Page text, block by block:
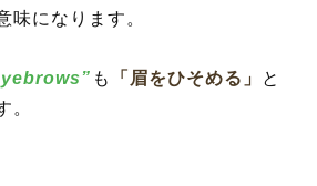
味になります。
も 「眉をひそめる」
と
。